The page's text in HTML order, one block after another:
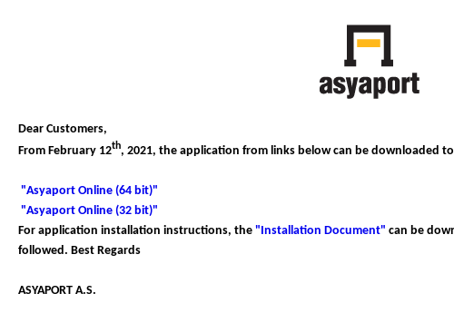
Dear Customers,
From February 12th, 2021, the application from links below can be downloaded
"Asyaport Online (64 bit)"
"Asyaport Online (32 bit)"
For application installation instructions, the "Installation Document" can be
followed. Best Regards
ASYAPORT A.S.